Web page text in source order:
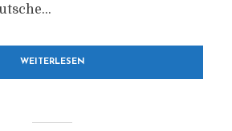
WEITERLESEN